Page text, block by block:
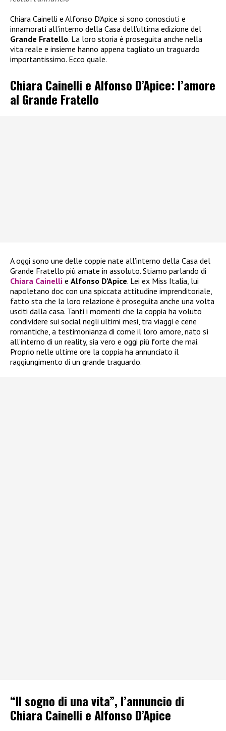
Chiara Cainelli e Alfonso D’Apice si sono conosciuti e
innamorati all’interno della Casa dell’ultima edizione del
Grande Fratello. La loro storia è proseguita anche nella
vita reale e insieme hanno appena tagliato un traguardo
importantissimo. Ecco quale.
Chiara Cainelli e Alfonso D’Apice: l’amore
al Grande Fratello
A oggi sono une delle coppie nate all’interno della Casa del
Grande Fratello più amate in assoluto. Stiamo parlando di
Chiara Cainelli e Alfonso D’Apice. Lei ex Miss Italia, lui
napoletano doc con una spiccata attitudine imprenditoriale,
fatto sta che la loro relazione è proseguita anche una volta
usciti dalla casa. Tanti i momenti che la coppia ha voluto
condividere sui social negli ultimi mesi, tra viaggi e cene
romantiche, a testimonianza di come il loro amore, nato sì
all’interno di un reality, sia vero e oggi più forte che mai.
Proprio nelle ultime ore la coppia ha annunciato il
raggiungimento di un grande traguardo.
“Il sogno di una vita”, l’annuncio di
Chiara Cainelli e Alfonso D’Apice